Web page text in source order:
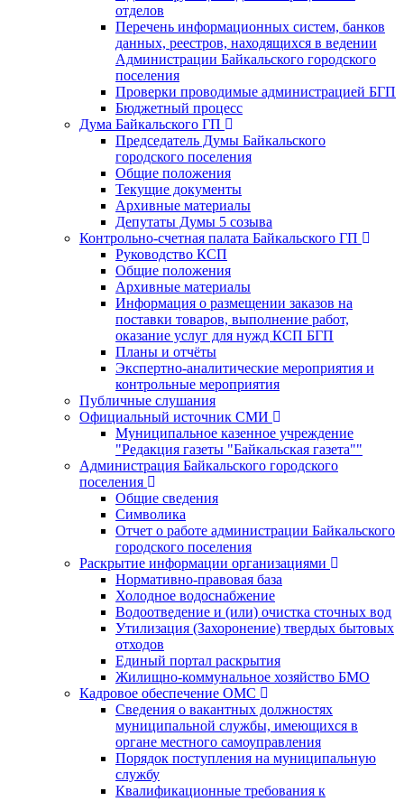
отделов
Перечень информационных систем, банков
данных, реестров, находящихся в ведении
Администрации Байкальского городского
поселения
Проверки проводимые администрацией БГП
Бюджетный процесс
Дума Байкальского ГП
Председатель Думы Байкальского
городского поселения
Общие положения
Текущие документы
Архивные материалы
Депутаты Думы 5 созыва
Контрольно-счетная палата Байкальского ГП
Руководство КСП
Общие положения
Архивные материалы
Информация о размещении заказов на
поставки товаров, выполнение работ,
оказание услуг для нужд КСП БГП
Планы и отчёты
Экспертно-аналитические мероприятия и
контрольные мероприятия
Публичные слушания
Официальный источник СМИ
Муниципальное казенное учреждение
"Редакция газеты "Байкальская газета""
Администрация Байкальского городского
поселения
Общие сведения
Символика
Отчет о работе администрации Байкальского
городского поселения
Раскрытие информации организациями
Нормативно-правовая база
Холодное водоснабжение
Водоотведение и (или) очистка сточных вод
Утилизация (Захоронение) твердых бытовых
отходов
Единый портал раскрытия
Жилищно-коммунальное хозяйство БМО
Кадровое обеспечение ОМС
Сведения о вакантных должностях
муниципальной службы, имеющихся в
органе местного самоуправления
Порядок поступления на муниципальную
службу
Квалификационные требования к